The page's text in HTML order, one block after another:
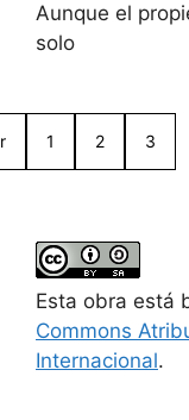
Aunque el
solo
1 2 3
Esta obra está
Commons
Internacional.